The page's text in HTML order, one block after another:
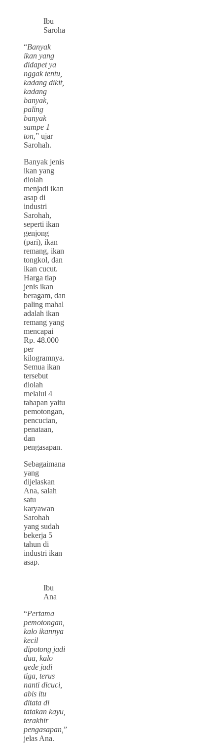
Ibu
Saroha
“Banyak
ikan yang
didapet ya
nggak tentu,
kadang dikit,
kadang
banyak,
paling
banyak
sampe 1
ton,” ujar
Sarohah.
Banyak jenis
ikan yang
diolah
menjadi ikan
asap di
industri
Sarohah,
seperti ikan
genjong
(pari), ikan
remang, ikan
tongkol, dan
ikan cucut.
Harga tiap
jenis ikan
beragam, dan
paling mahal
adalah ikan
remang yang
mencapai
Rp. 48.000
per
kilogramnya.
Semua ikan
tersebut
diolah
melalui 4
tahapan yaitu
pemotongan,
pencucian,
penataan,
dan
pengasapan.
Sebagaimana
yang
dijelaskan
Ana, salah
satu
karyawan
Sarohah
yang sudah
bekerja 5
tahun di
industri ikan
asap.
Ibu
Ana
“Pertama
pemotongan,
kalo ikannya
kecil
dipotong jadi
dua, kalo
gede jadi
tiga, terus
nanti dicuci,
abis itu
ditata di
tatakan kayu,
terakhir
pengasapan, ”
jelas Ana.